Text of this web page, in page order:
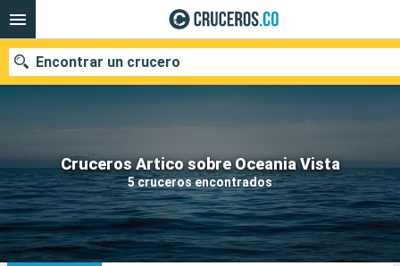
Cruceros Artico sobre Oceania Vista
5 cruceros encontrados
Encontrar un crucero
Fecha de salida
Buscar